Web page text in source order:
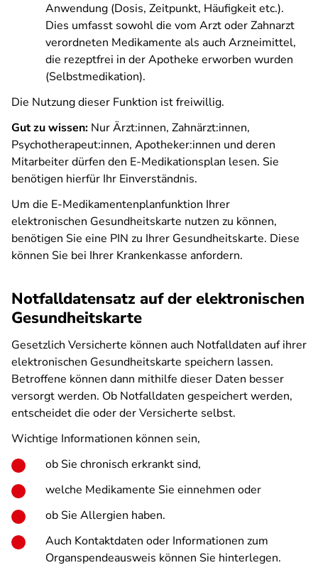
Anwendung (Dosis, Zeitpunkt, Häufigkeit etc.).
Dies umfasst sowohl die vom Arzt oder Zahnarzt
verordneten Medikamente als auch Arzneimittel,
die rezeptfrei in der Apotheke erworben wurden
(Selbstmedikation).
Die Nutzung dieser Funktion ist freiwillig.
Gut zu wissen: Nur Ärzt:innen, Zahnärzt:innen,
Psychotherapeut:innen, Apotheker:innen und deren
Mitarbeiter dürfen den E-Medikationsplan lesen. Sie
benötigen hierfür Ihr Einverständnis.
Um die E-Medikamentenplanfunktion Ihrer
elektronischen Gesundheitskarte nutzen zu können,
benötigen Sie eine PIN zu Ihrer Gesundheitskarte. Diese
können Sie bei Ihrer Krankenkasse anfordern.
Notfalldatensatz auf der elektronischen
Gesundheitskarte
Gesetzlich Versicherte können auch Notfalldaten auf ihrer
elektronischen Gesundheitskarte speichern lassen.
Betroffene können dann mithilfe dieser Daten besser
versorgt werden. Ob Notfalldaten gespeichert werden,
entscheidet die oder der Versicherte selbst.
Wichtige Informationen können sein,
ob Sie chronisch erkrankt sind,
welche Medikamente Sie einnehmen oder
ob Sie Allergien haben.
Auch Kontaktdaten oder Informationen zum
Organspendeausweis können Sie hinterlegen.